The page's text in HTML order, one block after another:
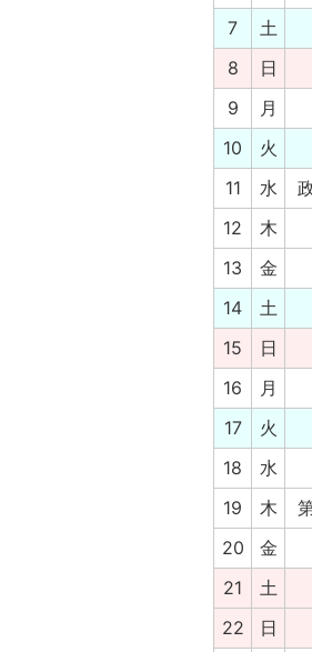
7
土
8
日
9
月
10
火
11
水
12
木
13
金
14
土
15
日
16
月
17
火
18
水
19
木
20
金
21
土
22
日